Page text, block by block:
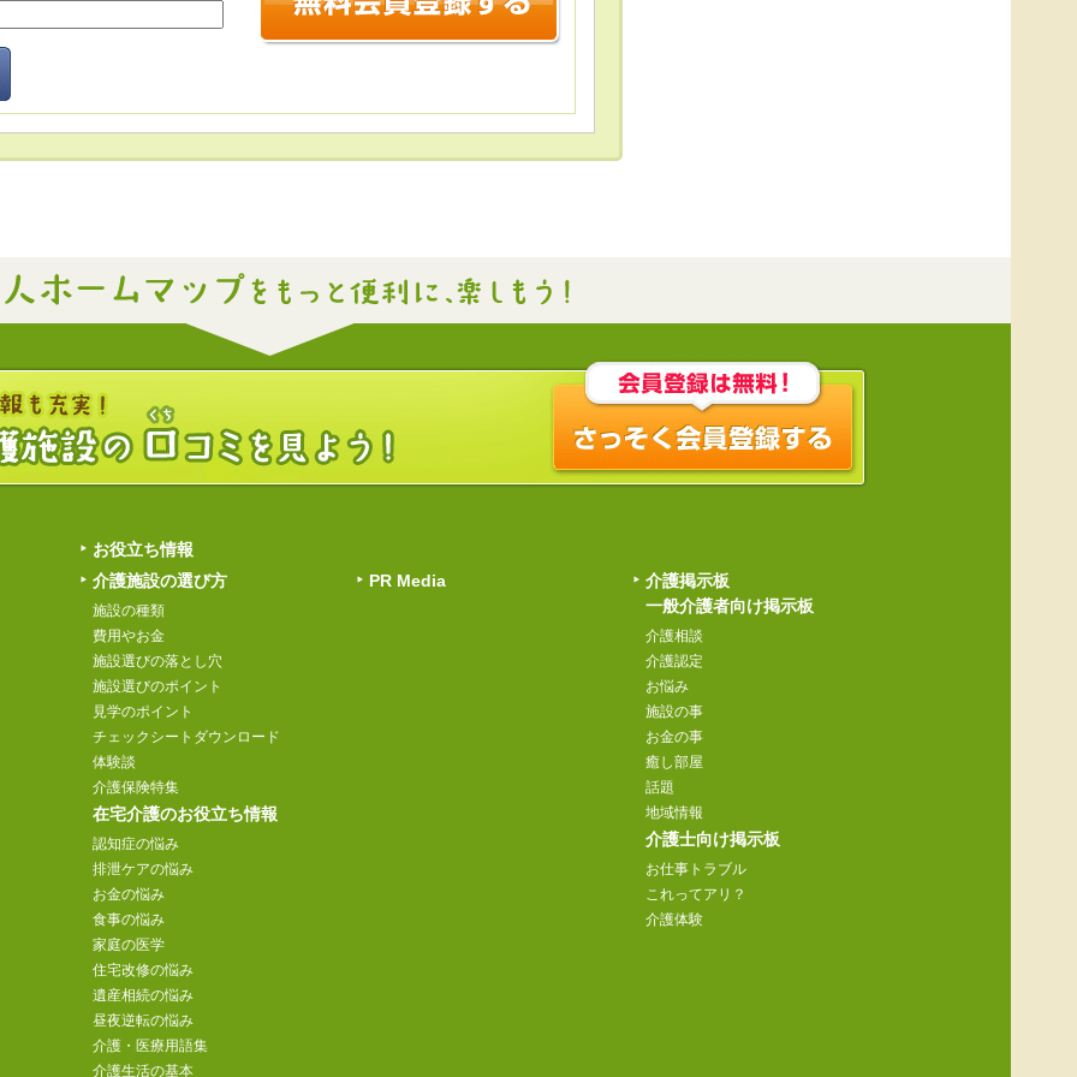
お役立ち情報
介護施設の選び方
施設の種類
費用やお金
施設選びの落とし穴
施設選びのポイント
見学のポイント
チェックシートダウンロード
体験談
介護保険特集
在宅介護のお役立ち情報
認知症の悩み
排泄ケアの悩み
お金の悩み
食事の悩み
家庭の医学
住宅改修の悩み
遺産相続の悩み
昼夜逆転の悩み
介護・医療用語集
介護生活の基本
PR Media
介護掲示板
一般介護者向け掲示板
介護相談
介護認定
お悩み
施設の事
お金の事
癒し部屋
話題
地域情報
介護士向け掲示板
お仕事トラブル
これってアリ？
介護体験